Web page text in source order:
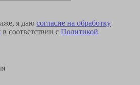
я даю согласие на обработку
в соответствии с Политикой